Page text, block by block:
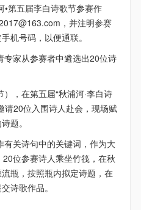
•第五届李白诗歌节参赛作
，并注明参赛
机号码，以便通联。
家从参赛者中遴选出20位诗
，在第五届“秋浦河·李白诗
请20位入围诗人赴会，现场赋
题。
关诗句中的关键词，作为大
位参赛诗人乘坐竹筏，在秋
瓶，按照瓶内拟定诗题，在
诗歌作品。